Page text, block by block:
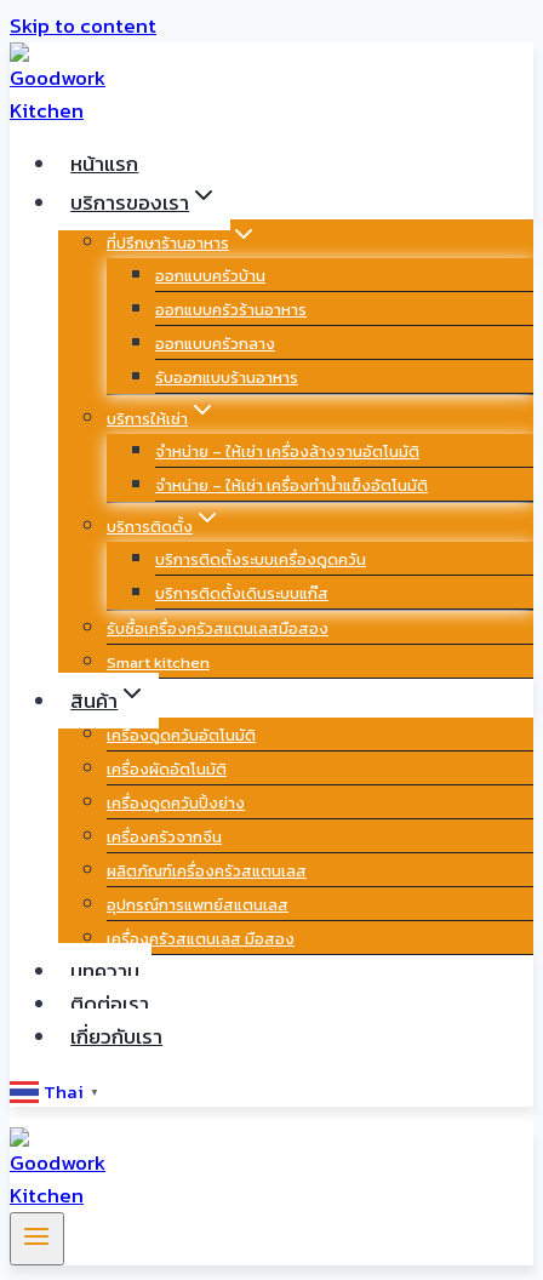
Skip to content
หน้าแรก
บริการของเรา
ที่ปรึกษาร้านอาหาร
ออกแบบครัวบ้าน
ออกแบบครัวร้านอาหาร
ออกแบบครัวกลาง
รับออกแบบร้านอาหาร
บริการให้เช่า
จำหน่าย – ให้เช่า เครื่องล้างจานอัตโนมัติ
จำหน่าย – ให้เช่า เครื่องทำน้ำแข็งอัตโนมัติ
บริการติดตั้ง
บริการติดตั้งระบบเครื่องดูดควัน
บริการติดตั้งเดินระบบแก๊ส
รับซื้อเครื่องครัวสแตนเลสมือสอง
Smart kitchen
สินค้า
เครื่องดูดควันอัตโนมัติ
เครื่องผัดอัตโนมัติ
เครื่องดูดควันปิ้งย่าง
เครื่องครัวจากจีน
ผลิตภัณฑ์เครื่องครัวสแตนเลส
อุปกรณ์การแพทย์สแตนเลส
เครื่องครัวสแตนเลส มือสอง
บทความ
ติดต่อเรา
เกี่ยวกับเรา
Thai ▼